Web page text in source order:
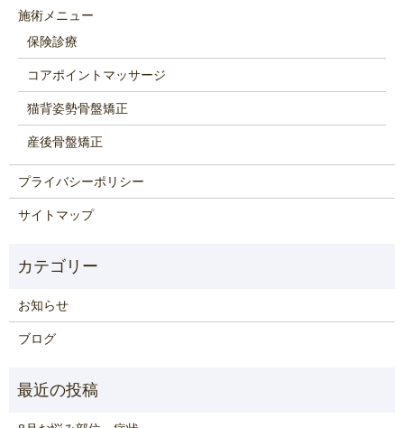
施術メニュー
保険診療
コアポイントマッサージ
猫背姿勢骨盤矯正
産後骨盤矯正
プライバシーポリシー
サイトマップ
お知らせ
ブログ